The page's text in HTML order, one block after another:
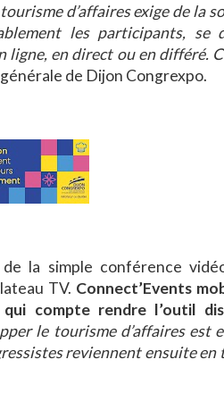
d’affaires exige de la
les participants, se
en direct ou en différé.
de Dijon Congrexpo.
la simple conférence
TV. Connect’Events
compte rendre l’outil
le tourisme d’affaires est
reviennent ensuite en